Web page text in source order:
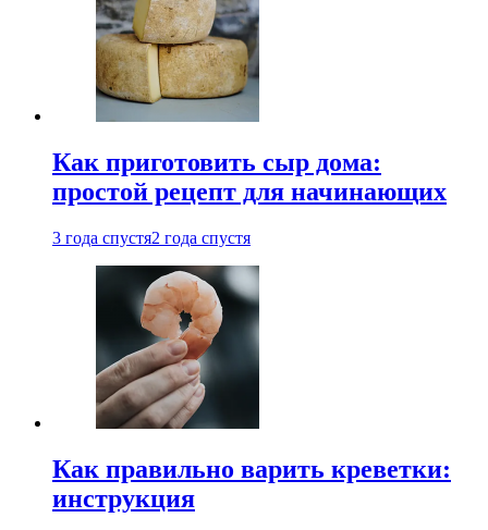
Как приготовить сыр дома:
простой рецепт для начинающих
3 года спустя2 года спустя
Как правильно варить креветки:
инструкция